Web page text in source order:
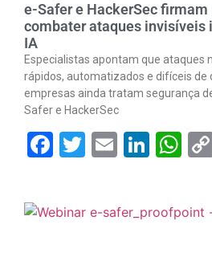
e-Safer e HackerSec firmam
combater ataques invisíveis
IA
Especialistas apontam que ataques
rápidos, automatizados e difíceis
empresas ainda tratam segurança
Safer e HackerSec
Facebook
Twitter
Email